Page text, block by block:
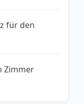
für den
Zimmer